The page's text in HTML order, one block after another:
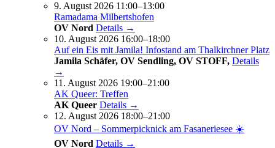
9. August 2026 11:00–13:00
Ramadama Milbertshofen
OV Nord Details →
10. August 2026 16:00–18:00
Auf ein Eis mit Jamila! Infostand am Thalkirchner Platz
Jamila Schäfer, OV Sendling, OV STOFF, Details
→
11. August 2026 19:00–21:00
AK Queer: Treffen
AK Queer Details →
12. August 2026 18:00–21:00
OV Nord – Sommerpicknick am Fasaneriesee ☀️
OV Nord Details →